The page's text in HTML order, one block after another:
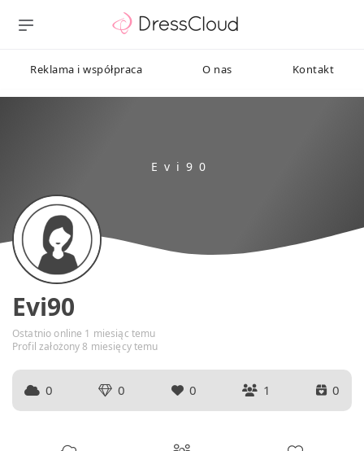
Reklama i współpraca O nas Kontakt
Evi90
Ostatnio online 1 miesiąc temu
Profil założony 8 miesięcy temu
0 0 0 1 0